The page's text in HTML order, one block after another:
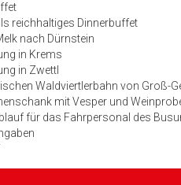
reich­haltiges Dinnerbuffet
nach Dürnstein
in Krems
in Zwettl
Waldviertlerbahn von Groß-
mit Vesper und
für das Fahrpersonal des